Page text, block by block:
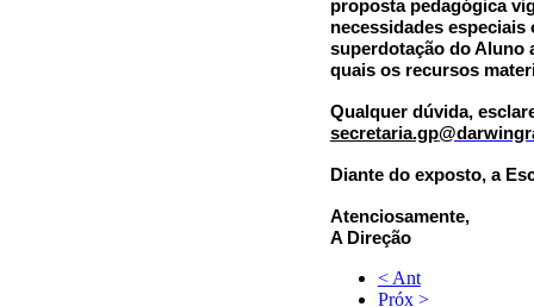
proposta pedagógica
necessidades
superdotação do Aluno
quais os recursos
Qualquer dúvida,
secretaria.gp
Diante do exposto, a
Atenciosamente,
A Direção
< Ant
Próx >